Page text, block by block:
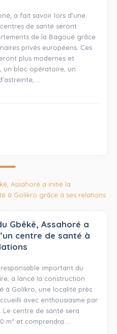
a fait savoir lors d’une
de santé seront
de la Bagoué grâce
privés européens. Ces
plus modernes et
un bloc opératoire, un
…
Gbêkê, Assahoré a
centre de santé à
important du
a lancé la construction
à Golikro, une localité près
avec enthousiasme par
Le centre de santé sera
m² et comprendra …